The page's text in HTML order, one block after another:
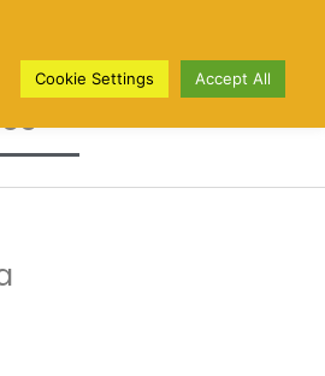
Cookie Settings Accept All